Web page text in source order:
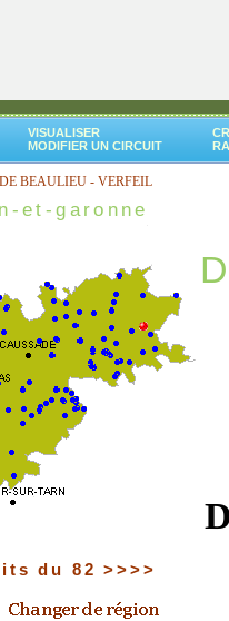
VISUALISER
MODIFIER UN CIRCUIT
BEAULIEU - VERFEIL
et-garonne
du 82 >>>>